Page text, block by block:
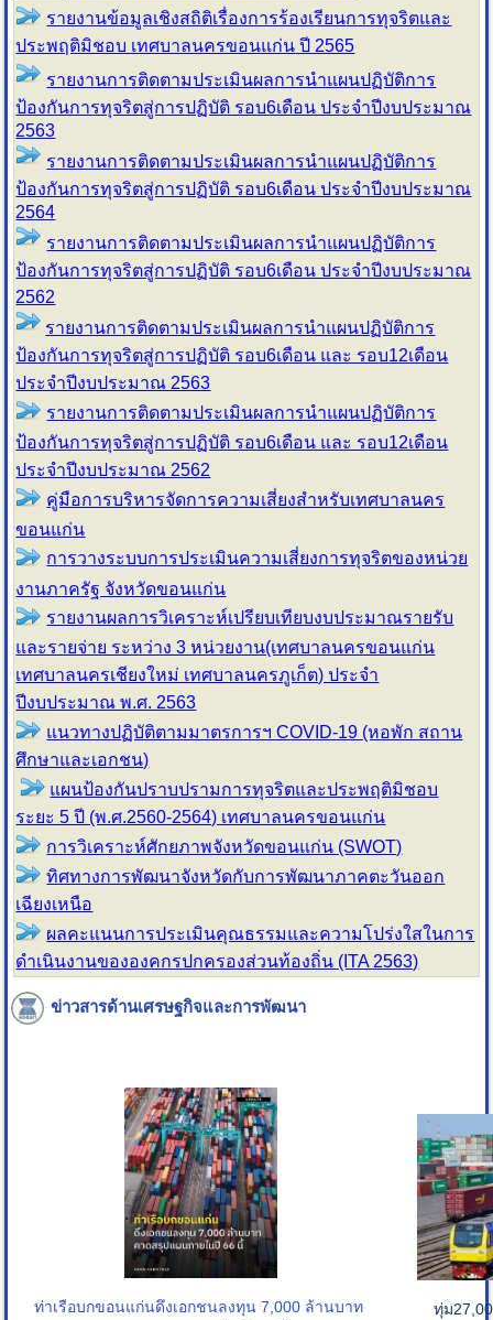
รายงานข้อมูลเชิงสถิติเรื่องการร้องเรียนการทุจริตและ
ประพฤติมิชอบ เทศบาลนครขอนแก่น ปี 2565
รายงานการติดตามประเมินผลการนำแผนปฏิบัติการ
ป้องกันการทุจริตสู่การปฏิบัติ รอบ6เดือน ประจำปีงบประมาณ
2563
รายงานการติดตามประเมินผลการนำแผนปฏิบัติการ
ป้องกันการทุจริตสู่การปฏิบัติ รอบ6เดือน ประจำปีงบประมาณ
2564
รายงานการติดตามประเมินผลการนำแผนปฏิบัติการ
ป้องกันการทุจริตสู่การปฏิบัติ รอบ6เดือน ประจำปีงบประมาณ
2562
รายงานการติดตามประเมินผลการนำแผนปฏิบัติการ
ป้องกันการทุจริตสู่การปฏิบัติ รอบ6เดือน และ รอบ12เดือน
ประจำปีงบประมาณ 2563
รายงานการติดตามประเมินผลการนำแผนปฏิบัติการ
ป้องกันการทุจริตสู่การปฏิบัติ รอบ6เดือน และ รอบ12เดือน
ประจำปีงบประมาณ 2562
คู่มือการบริหารจัดการความเสี่ยงสำหรับเทศบาลนคร
ขอนแก่น
การวางระบบการประเมินความเสี่ยงการทุจริตของหน่วย
งานภาครัฐ จังหวัดขอนแก่น
รายงานผลการวิเคราะห์เปรียบเทียบงบประมาณรายรับ
และรายจ่าย ระหว่าง 3 หน่วยงาน(เทศบาลนครขอนแก่น
เทศบาลนครเชียงใหม่ เทศบาลนครภูเก็ต) ประจำ
ปีงบประมาณ พ.ศ. 2563
แนวทางปฏิบัติตามมาตรการฯ COVID-19 (หอพัก สถาน
ศึกษาและเอกชน)
แผนป้องกันปราบปรามการทุจริตและประพฤติมิชอบ
ระยะ 5 ปี (พ.ศ.2560-2564) เทศบาลนครขอนแก่น
การวิเคราะห์ศักยภาพจังหวัดขอนแก่น (SWOT)
ทิศทางการพัฒนาจังหวัดกับการพัฒนาภาคตะวันออก
เฉียงเหนือ
ผลคะแนนการประเมินคุณธรรมและความโปร่งใสในการ
ดำเนินงานขององคกรปกครองส่วนท้องถิ่น (ITA 2563)
ข่าวสารด้านเศรษฐกิจและการพัฒนา
ท่าเรือบกขอนแก่นดึงเอกชนลงทุน 7,000 ล้านบาท
ทุ่ม